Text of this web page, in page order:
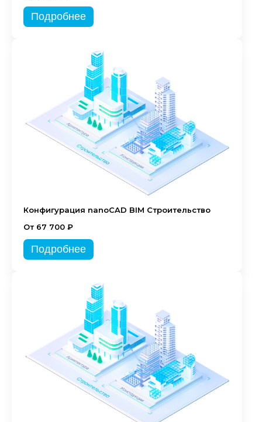
Подробнее
Конфигурация nanoCAD BIM Строительство
От 67 700 ₽
Подробнее